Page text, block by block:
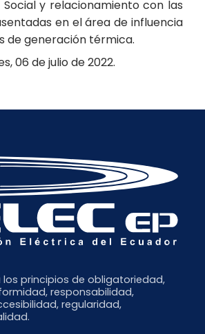
Social y relacionamiento con las
en el área de influencia
de generación térmica.
06 de julio de 2022.
los principios de obligatoriedad,
responsabilidad,
regularidad,